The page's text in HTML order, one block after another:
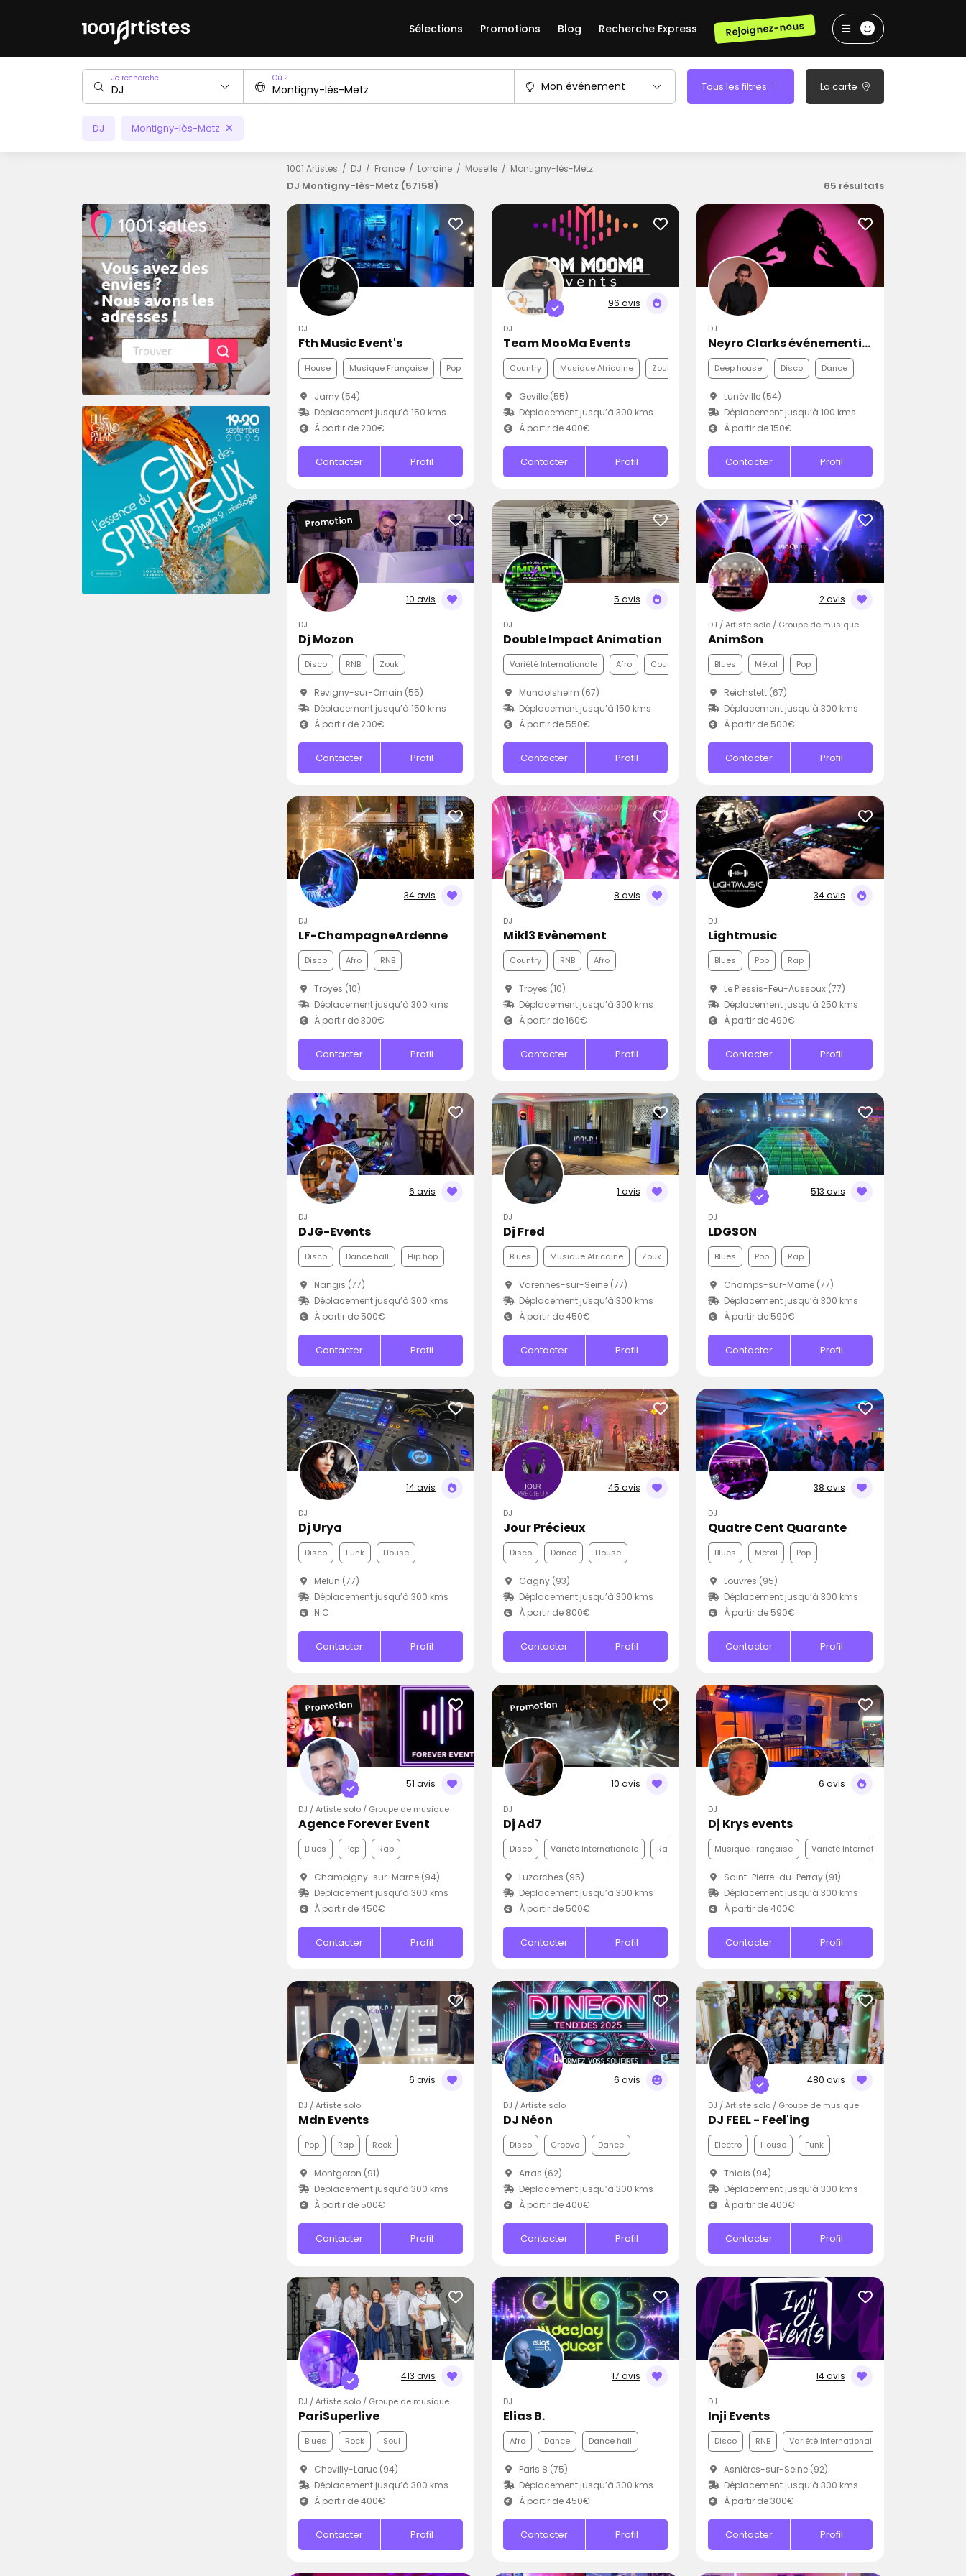
Sélections Promotions Blog Recherche Express Rejoignez-nous
Je recherche Où ?
Mon événement Tous les filtres La carte
DJ Montigny-lès-Metz
1001 Artistes DJ France Lorraine Moselle Montigny-lès-Metz
DJ Montigny-lès-Metz (57158) 65 résultats
DJ
Fth Music Event's
House Musique Française Pop
Jarny (54)
Déplacement jusqu’à 150 kms
À partir de 200€
Contacter Profil
96 avis
DJ
Team MooMa Events
Country Musique Africaine Zouk
Geville (55)
Déplacement jusqu’à 300 kms
À partir de 400€
Contacter Profil
DJ
Neyro Clarks événementiel
Deep house Disco Dance
Lunéville (54)
Déplacement jusqu’à 100 kms
À partir de 150€
Contacter Profil
10 avis
Promotion
DJ
Dj Mozon
Disco RNB Zouk
Revigny-sur-Ornain (55)
Déplacement jusqu’à 150 kms
À partir de 200€
Contacter Profil
5 avis
DJ
Double Impact Animation
Variété Internationale Afro Country
Mundolsheim (67)
Déplacement jusqu’à 150 kms
À partir de 550€
Contacter Profil
2 avis
DJ / Artiste solo / Groupe de musique
AnimSon
Blues Métal Pop
Reichstett (67)
Déplacement jusqu’à 300 kms
À partir de 500€
Contacter Profil
34 avis
DJ
LF-ChampagneArdenne
Disco Afro RNB
Troyes (10)
Déplacement jusqu’à 300 kms
À partir de 300€
Contacter Profil
8 avis
DJ
Mikl3 Evènement
Country RNB Afro
Troyes (10)
Déplacement jusqu’à 300 kms
À partir de 160€
Contacter Profil
34 avis
DJ
Lightmusic
Blues Pop Rap
Le Plessis-Feu-Aussoux (77)
Déplacement jusqu’à 250 kms
À partir de 490€
Contacter Profil
6 avis
DJ
DJG-Events
Disco Dance hall Hip hop
Nangis (77)
Déplacement jusqu’à 300 kms
À partir de 500€
Contacter Profil
1 avis
DJ
Dj Fred
Blues Musique Africaine Zouk
Varennes-sur-Seine (77)
Déplacement jusqu’à 300 kms
À partir de 450€
Contacter Profil
513 avis
DJ
LDGSON
Blues Pop Rap
Champs-sur-Marne (77)
Déplacement jusqu’à 300 kms
À partir de 590€
Contacter Profil
14 avis
DJ
Dj Urya
Disco Funk House
Melun (77)
Déplacement jusqu’à 300 kms
N.C
Contacter Profil
45 avis
DJ
Jour Précieux
Disco Dance House
Gagny (93)
Déplacement jusqu’à 300 kms
À partir de 800€
Contacter Profil
38 avis
DJ
Quatre Cent Quarante
Blues Métal Pop
Louvres (95)
Déplacement jusqu’à 300 kms
À partir de 590€
Contacter Profil
51 avis
Promotion
DJ / Artiste solo / Groupe de musique
Agence Forever Event
Blues Pop Rap
Champigny-sur-Marne (94)
Déplacement jusqu’à 300 kms
À partir de 450€
Contacter Profil
10 avis
Promotion
DJ
Dj Ad7
Disco Variété Internationale Rap
Luzarches (95)
Déplacement jusqu’à 300 kms
À partir de 500€
Contacter Profil
6 avis
DJ
Dj Krys events
Musique Française Variété Internationale
Saint-Pierre-du-Perray (91)
Déplacement jusqu’à 300 kms
À partir de 400€
Contacter Profil
6 avis
DJ / Artiste solo
Mdn Events
Pop Rap Rock
Montgeron (91)
Déplacement jusqu’à 300 kms
À partir de 500€
Contacter Profil
6 avis
DJ / Artiste solo
DJ Néon
Disco Groove Dance
Arras (62)
Déplacement jusqu’à 300 kms
À partir de 400€
Contacter Profil
480 avis
DJ / Artiste solo / Groupe de musique
DJ FEEL - Feel'ing
Electro House Funk
Thiais (94)
Déplacement jusqu’à 300 kms
À partir de 400€
Contacter Profil
413 avis
DJ / Artiste solo / Groupe de musique
PariSuperlive
Blues Rock Soul
Chevilly-Larue (94)
Déplacement jusqu’à 300 kms
À partir de 400€
Contacter Profil
17 avis
DJ
Elias B.
Afro Dance Dance hall
Paris 8 (75)
Déplacement jusqu’à 300 kms
À partir de 450€
Contacter Profil
14 avis
DJ
Inji Events
Disco RNB Variété Internationale
Asnières-sur-Seine (92)
Déplacement jusqu’à 300 kms
À partir de 300€
Contacter Profil